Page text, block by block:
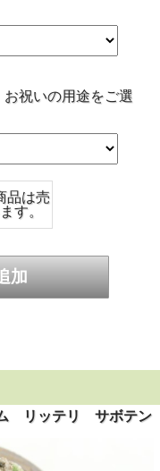
祝いの用途をご選
品は売
す。
リッテリ サボテン